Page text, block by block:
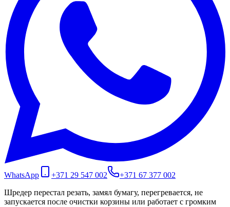
WhatsApp +371 29 547 002
+371 67 377 002
Шредер перестал резать, замял бумагу, перегревается, не
запускается после очистки корзины или работает с громким